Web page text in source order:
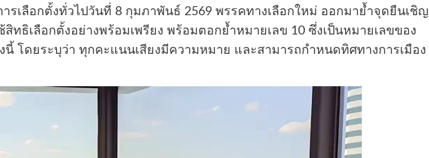
รเลือกตั้งทั่วไปวันที่ 8 กุมภาพันธ์ 2569 พรรคทางเลือกใหม่ ออกมาย้ำจุดยืนเชิญ
ทธิเลือกตั้งอย่างพร้อมเพรียง พร้อมตอกย้ำหมายเลข 10 ซึ่งเป็นหมายเลขของ
นี้ โดยระบุว่า ทุกคะแนนเสียงมีความหมาย และสามารถกำหนดทิศทางการเมือง